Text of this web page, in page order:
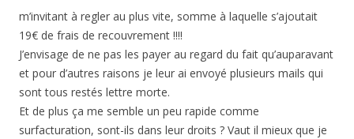
m’invitant à regler au plus vite, somme à laquelle s’ajoutait
19€ de frais de recouvrement !!!!
J’envisage de ne pas les payer au regard du fait qu’auparavant
et pour d’autres raisons je leur ai envoyé plusieurs mails qui
sont tous restés lettre morte.
Et de plus ça me semble un peu rapide comme
surfacturation, sont-ils dans leur droits ? Vaut il mieux que je